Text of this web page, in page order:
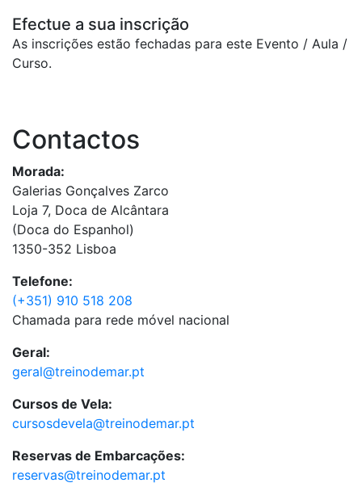
Efectue a sua inscrição
As inscrições estão fechadas para este Evento / Aula /
Curso.
Contactos
Morada:
Galerias Gonçalves Zarco
Loja 7, Doca de Alcântara
(Doca do Espanhol)
1350-352 Lisboa
Telefone:
(+351) 910 518 208
Chamada para rede móvel nacional
Geral:
geral@treinodemar.pt
Cursos de Vela:
cursosdevela@treinodemar.pt
Reservas de Embarcações:
reservas@treinodemar.pt